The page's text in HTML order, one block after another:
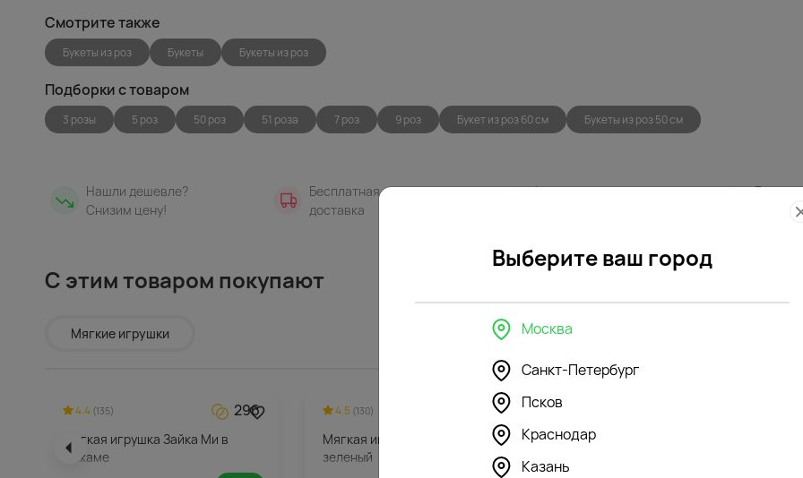
Смотрите также
Букеты из роз Букеты Букеты из роз
Подборки с товаром
3 розы 5 роз 50 роз 51 роза 7 роз 9 роз Букет из роз 60 см Букеты из роз 50 см
Нашли дешевле?
Снизим цену!
Бесплатная
доставка
Фото
С этим товаром покупают
Мягкие игрушки
4.4 (135) 296
Мягкая игрушка Зайка Ми в
пижаме
4.5 (130) 350
Мягкая игрушка Бегемотик
зеленый
Мягкая игрушка Романтичный
Выберите ваш город
Москва
Санкт-Петербург
Псков
Краснодар
Казань